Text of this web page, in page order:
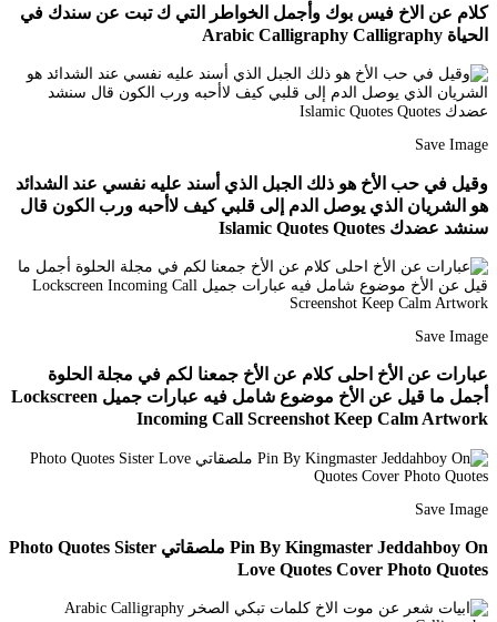
كلام عن الاخ فيس بوك وأجمل الخواطر التي ك تبت عن سندك في
الحياة Arabic Calligraphy Calligraphy
Save Image
وقيل في حب الأخ هو ذلك الجبل الذي أسند عليه نفسي عند الشدائد
هو الشريان الذي يوصل الدم إلى قلبي كيف لاأحبه ورب الكون قال
سنشد عضدك Islamic Quotes Quotes
Save Image
عبارات عن الأخ احلى كلام عن الأخ جمعنا لكم في مجلة الحلوة
أجمل ما قيل عن الأخ موضوع شامل فيه عبارات جميل Lockscreen
Incoming Call Screenshot Keep Calm Artwork
Save Image
Pin By Kingmaster Jeddahboy On ملصقاتي Photo Quotes Sister
Love Quotes Cover Photo Quotes